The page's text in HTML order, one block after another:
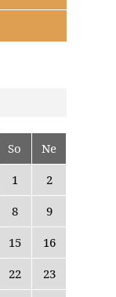
So
Ne
1
2
8
9
15
16
22
23